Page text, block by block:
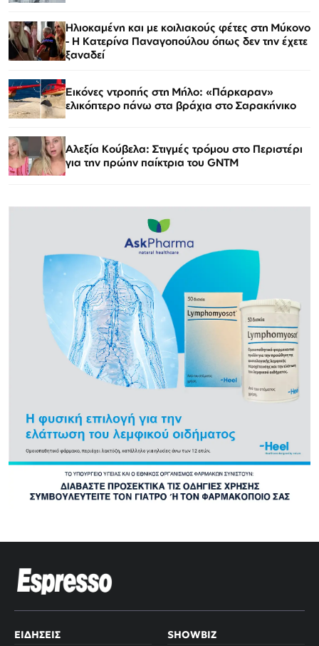
Ηλιοκαμένη και με κοιλιακούς φέτες στη Μύκονο
- Η Κατερίνα Παναγοπούλου όπως δεν την έχετε
ξαναδεί
Εικόνες ντροπής στη Μήλο: «Πάρκαραν»
ελικόπτερο πάνω στα βράχια στο Σαρακήνικο
Αλεξία Κούβελα: Στιγμές τρόμου στο Περιστέρι
για την πρώην παίκτρια του GNTM
ΕΙΔΉΣΕΙΣ SHOWBIZ